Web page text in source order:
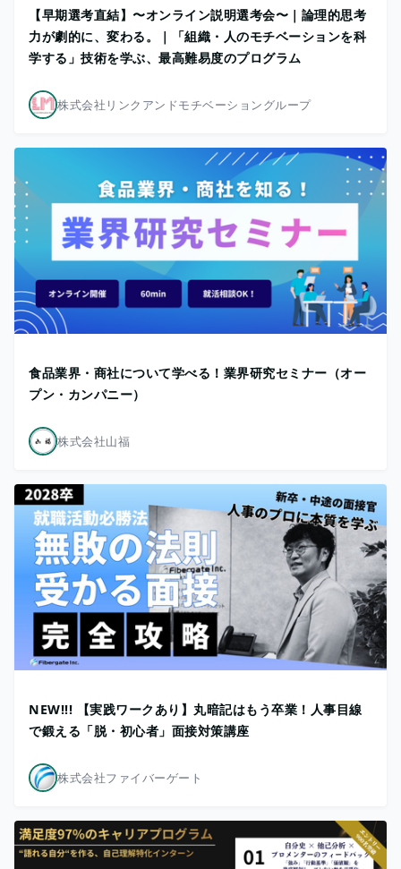
【早期選考直結】〜オンライン説明選考会〜｜論理的思考
力が劇的に、変わる。｜「組織・人のモチベーションを科
学する」技術を学ぶ、最高難易度のプログラム
株式会社リンクアンドモチベーショングループ
食品業界・商社について学べる！業界研究セミナー（オー
プン・カンパニー）
株式会社山福
NEW!!! 【実践ワークあり】丸暗記はもう卒業！人事目線
で鍛える「脱・初心者」面接対策講座
株式会社ファイバーゲート